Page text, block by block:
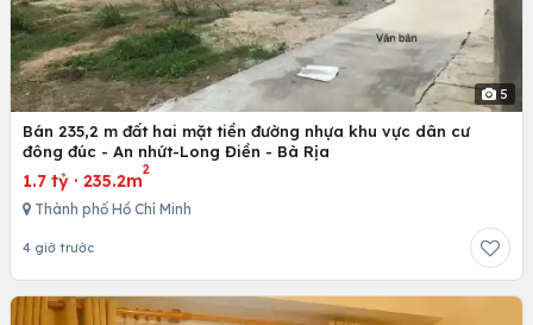
5
Bán 235,2 m đất hai mặt tiền đường nhựa khu vực dân cư
đông đúc - An nhứt-Long Điền - Bà Rịa
1.7 tỷ · 235.2m
2
Thành phố Hồ Chí Minh
4 giờ trước